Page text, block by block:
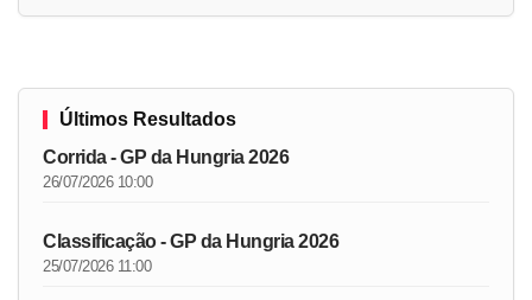
Últimos Resultados
Corrida - GP da Hungria 2026
26/07/2026 10:00
Classificação - GP da Hungria 2026
25/07/2026 11:00